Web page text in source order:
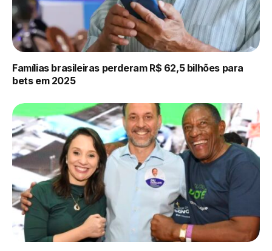
Famílias brasileiras perderam R$ 62,5 bilhões para
bets em 2025